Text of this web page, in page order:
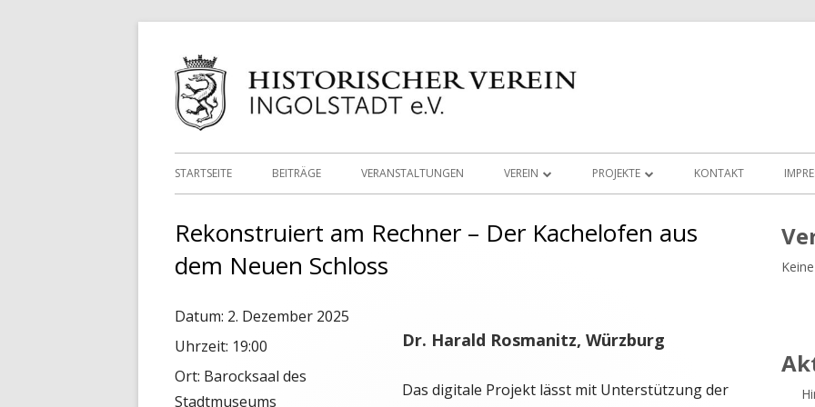
Primäres
STARTSEITE BEITRÄGE VERANSTALTUNGEN VEREIN
RESTAURIERUNG
INGOLSTADT
PROJEKTE
BUCHEMPFEHLUNGEN
KONTAKT
Rekonstruiert am Rechner – Der Kachelofen aus
dem Neuen Schloss
Datum: 2. Dezember 2025
Uhrzeit: 19:00
Ort: Barocksaal des
Stadtmuseums
Dr. Harald Rosmanitz, Würzburg
Das digitale Projekt lässt mit Unterstützung der